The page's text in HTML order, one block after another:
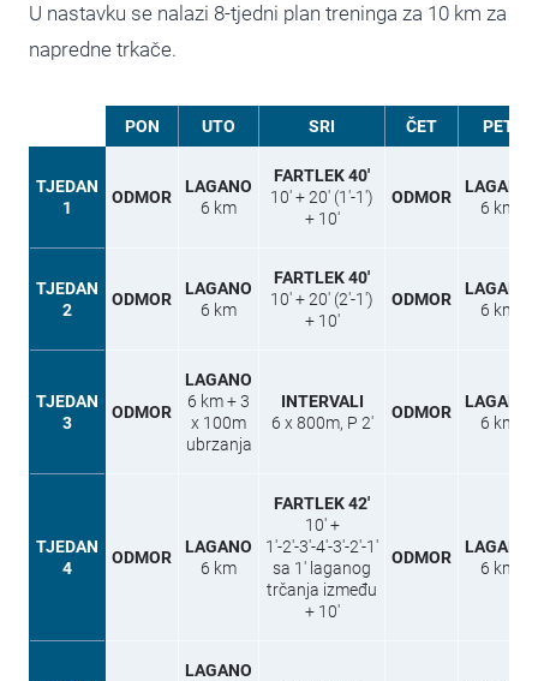
U nastavku se nalazi 8-tjedni plan treninga za 10 km za
napredne trkače.
PON UTO SRI ČET PET
TJEDAN
1
ODMOR
LAGANO
6 km
FARTLEK 40′
10′ + 20′ (1′-1′)
+ 10′
ODMOR
LAGANO
6 km
TJEDAN
2
ODMOR
LAGANO
6 km
FARTLEK 40′
10′ + 20′ (2′-1′)
+ 10′
ODMOR
LAGANO
6 km
TJEDAN
3
ODMOR
LAGANO
6 km + 3
x 100m
ubrzanja
INTERVALI
6 x 800m, P 2′
ODMOR
LAGANO
6 km
TJEDAN
4
ODMOR
LAGANO
6 km
FARTLEK 42′
10′ +
1′-2′-3′-4′-3′-2′-1′
sa 1′ laganog
trčanja između
+ 10′
ODMOR
LAGANO
6 km
LAGANO